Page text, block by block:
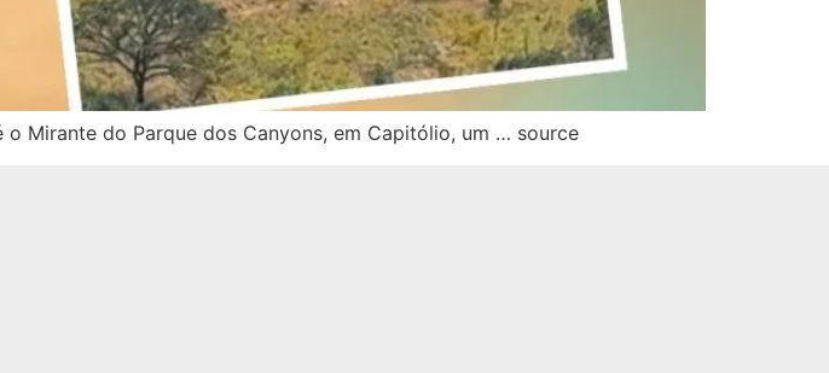
Mirante do Parque dos Canyons, em Capitólio, um … source